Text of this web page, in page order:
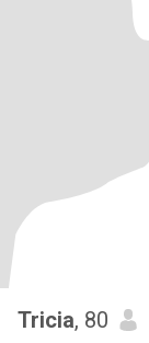
Tricia, 80